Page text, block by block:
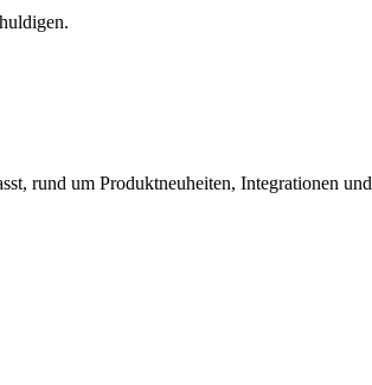
rund um Produktneuheiten, Integrationen